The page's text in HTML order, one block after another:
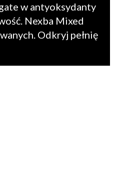
w antyoksydanty
Nexba Mixed
Odkryj pełnię